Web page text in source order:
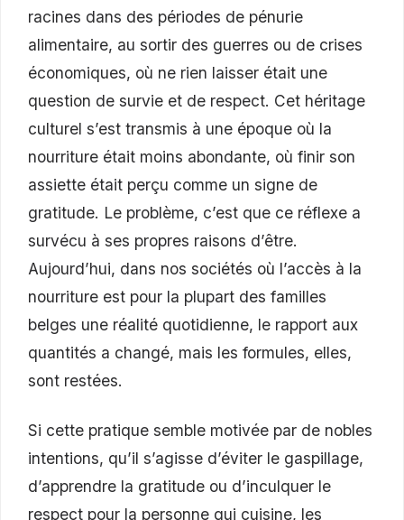
racines dans des périodes de pénurie
alimentaire, au sortir des guerres ou de crises
économiques, où ne rien laisser était une
question de survie et de respect. Cet héritage
culturel s’est transmis à une époque où la
nourriture était moins abondante, où finir son
assiette était perçu comme un signe de
gratitude. Le problème, c’est que ce réflexe a
survécu à ses propres raisons d’être.
Aujourd’hui, dans nos sociétés où l’accès à la
nourriture est pour la plupart des familles
belges une réalité quotidienne, le rapport aux
quantités a changé, mais les formules, elles,
sont restées.
Si cette pratique semble motivée par de nobles
intentions, qu’il s’agisse d’éviter le gaspillage,
d’apprendre la gratitude ou d’inculquer le
respect pour la personne qui cuisine, les